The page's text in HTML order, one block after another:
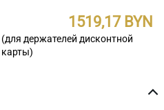
1519,17
(для держателей дисконтной
карты)